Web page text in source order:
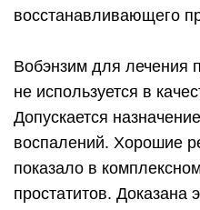
восстанавливающего
Вобэнзим для лечения
не используется в
Допускается
воспалений. Хорошие
показало в
простатитов. Доказана